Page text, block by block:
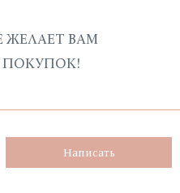
ЖЕЛАЕТ ВАМ
Написать